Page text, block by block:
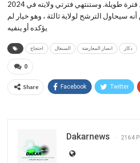
الشعبي التي توترت منذ فترة طويلة. وستنتهي فترتي ولايته في 2024
سيحاول الترشح لولاية ثالثة ، وهو خيار لم
يؤكده أو ينفيه
احتجاج السنغال انصار المعارضة دكار
0
Share Facebook Twitter
Dakarnews 2164